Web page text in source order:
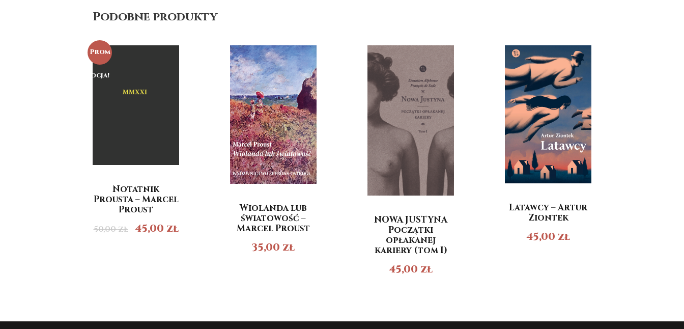
Podobne produkty
Prom
ocja!
Notatnik
Prousta – Marcel
Proust
50,00zł 45,00 zł
Wiolanda lub
światowość –
Marcel Proust
35,00 zł
NOWA JUSTYNA
Początki
opłakanej
kariery (tom I)
45,00 zł
Latawcy – Artur
Ziontek
45,00 zł